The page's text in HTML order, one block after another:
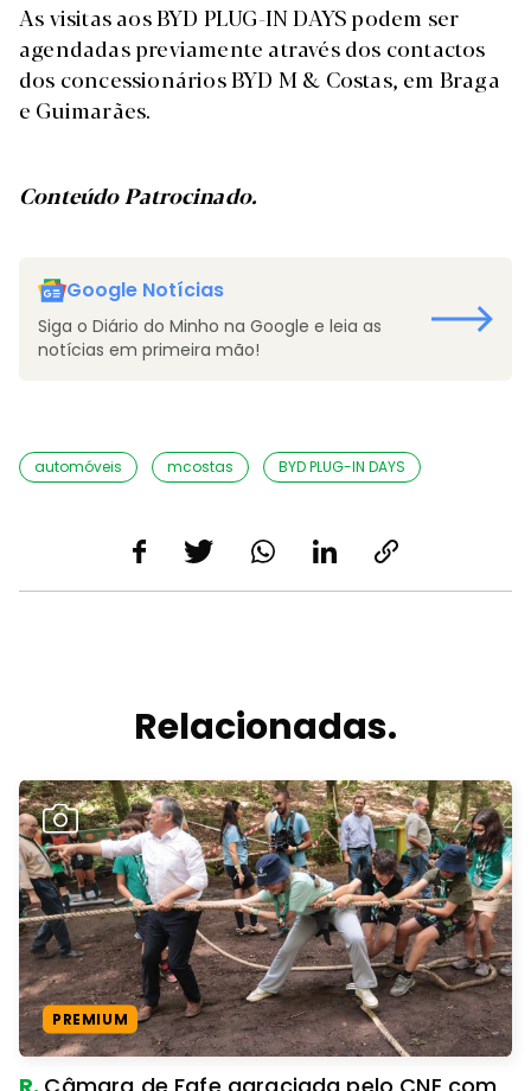
As visitas aos BYD PLUG-IN DAYS podem ser
agendadas previamente através dos contactos
dos concessionários BYD M & Costas, em Braga
e Guimarães.
Conteúdo Patrocinado.
Google Notícias
Siga o Diário do Minho na Google e leia as
notícias em primeira mão!
automóveis mcostas BYD PLUG-IN DAYS
Relacionadas.
PREMIUM